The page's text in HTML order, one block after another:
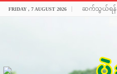
FRIDAY , 7 AUGUST 2026 ဆက်သွယ်ရန်